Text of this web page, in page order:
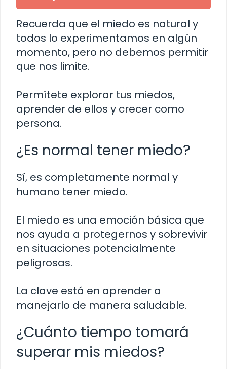
Recuerda que el miedo es natural y
todos lo experimentamos en algún
momento, pero no debemos permitir
que nos limite.
Permítete explorar tus miedos,
aprender de ellos y crecer como
persona.
¿Es normal tener miedo?
Sí, es completamente normal y
humano tener miedo.
El miedo es una emoción básica que
nos ayuda a protegernos y sobrevivir
en situaciones potencialmente
peligrosas.
La clave está en aprender a
manejarlo de manera saludable.
¿Cuánto tiempo tomará
superar mis miedos?